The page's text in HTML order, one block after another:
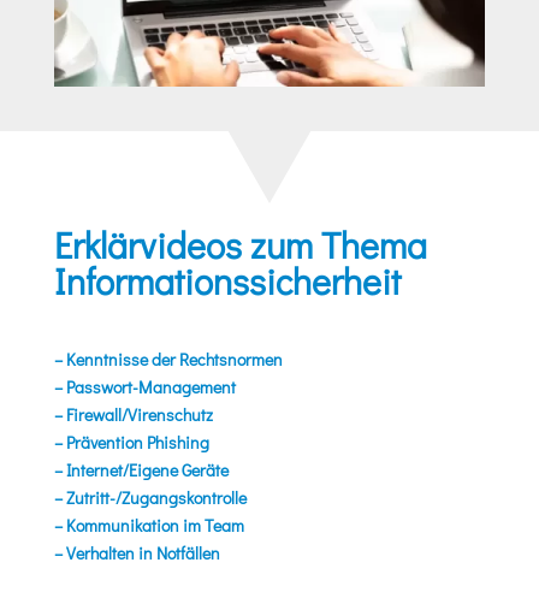
Erklärvideos zum Thema
Informationssicherheit
– Kenntnisse der Rechtsnormen
– Passwort-Management
– Firewall/Virenschutz
– Prävention Phishing
– Internet/Eigene Geräte
– Zutritt-/Zugangskontrolle
– Kommunikation im Team
– Verhalten in Notfällen